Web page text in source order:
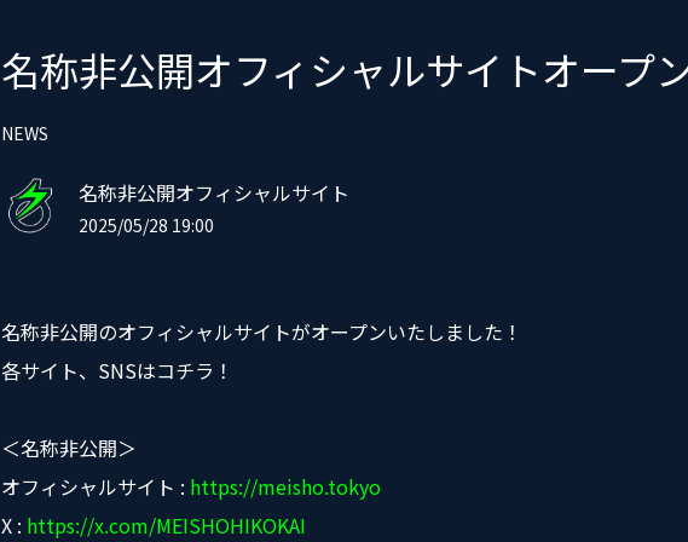
名称非公開オフィシャルサイトオープ
NEWS
名称非公開オフィシャルサイト
2025/05/28 19:00
名称非公開のオフィシャルサイトがオープンいたしました！
各サイト、SNSはコチラ！
＜名称非公開＞
オフィシャルサイト : https://meisho.tokyo
X : https://x.com/MEISHOHIKOKAI